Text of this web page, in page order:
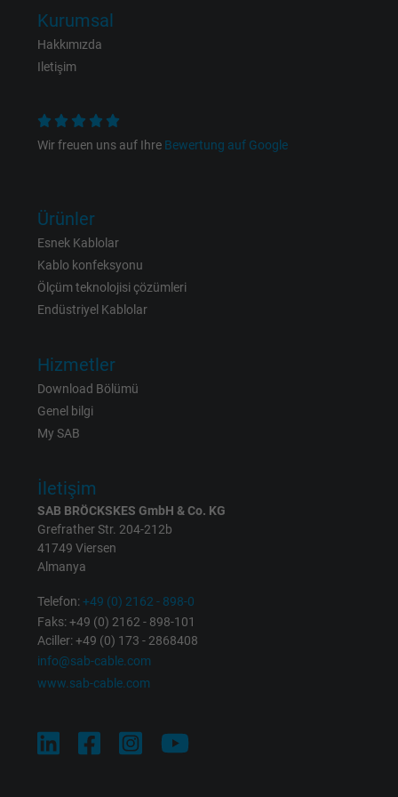
Expire
Purpose
Name _gat_UA-36516539-1, Google Analytics
Expire
Purpose
statistical data on how the visitor uses the
Name
Vendor
Purpose
report the user's actions on the website
advertising to the user.
Name test_cookie, Google DoubleClick
Expire 15 minutes
Kurumsal
Hakkımızda
Iletişim
Wir freuen uns auf Ihre Bewertung auf Google
Ürünler
Esnek Kablolar
Kablo konfeksyonu
Ölçüm teknolojisi çözümleri
Endüstriyel Kablolar
Hizmetler
Download Bölümü
Genel bilgi
My SAB
İletişim
SAB BRÖCKSKES GmbH & Co. KG
Grefrather Str. 204-212b
41749 Viersen
Almanya
Telefon:+49 (0) 2162 - 898-0
Faks: +49 (0) 2162 - 898-101
Aciller: +49 (0) 173 - 2868408
info@sab-cable.com
www.sab-cable.com